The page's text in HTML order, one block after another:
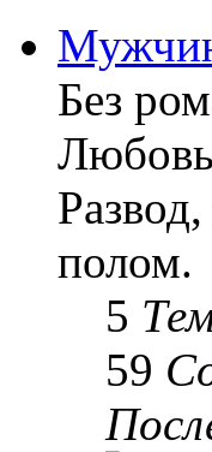
Без
Любовь
полом.
5
59